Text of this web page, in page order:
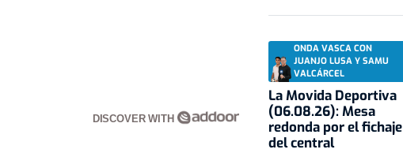
DISCOVER WITH
ONDA VASCA CON
JUANJO LUSA Y SAMU
VALCÁRCEL
La Movida Deportiva
(06.08.26): Mesa
redonda por el fichaje
del central